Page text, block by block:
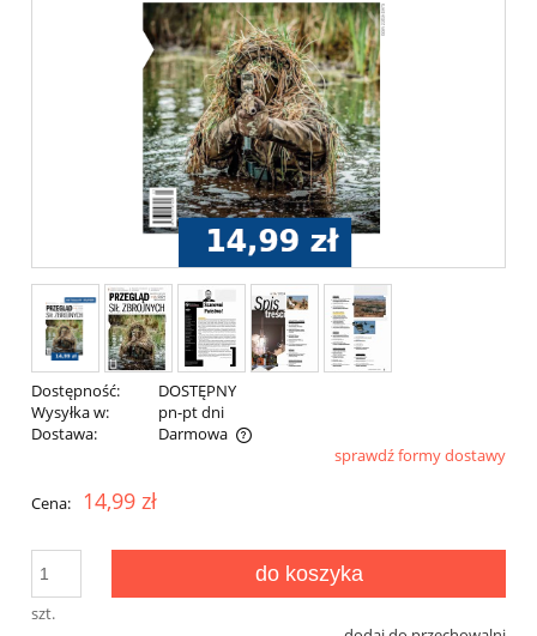
Dostępność:
DOSTĘPNY
Wysyłka w:
pn-pt dni
Dostawa:
Darmowa
Cena nie zawiera ewentualnych kosztów płatnościsprawdź formy dostawy
Cena: 14,99 zł
szt.
do koszyka